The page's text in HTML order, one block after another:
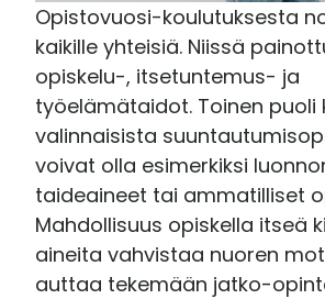
Opistovuosi-koulutuksesta
kaikille yhteisiä. Niissä
opiskelu-, itsetuntemus- ja
työelämätaidot. Toinen puoli
valinnaisista
voivat olla esimerkiksi
taideaineet tai ammatilliset
Mahdollisuus opiskella itseä
aineita vahvistaa nuoren
auttaa tekemään jatko-